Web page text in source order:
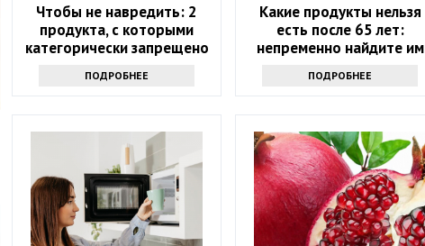
Чтобы не навредить: 2
продукта, с которыми
категорически запрещено
ПОДРОБНЕЕ
Какие продукты нельзя
есть после 65 лет:
непременно найдите им
ПОДРОБНЕЕ